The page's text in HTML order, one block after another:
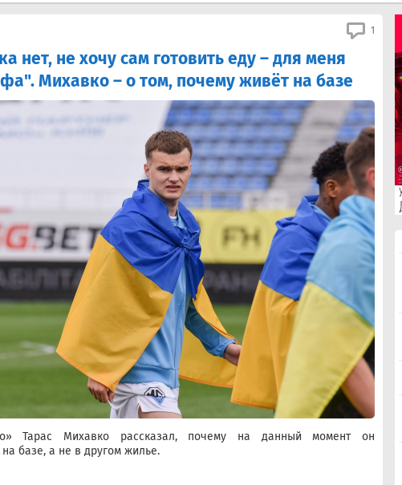
1
нет, не хочу сам готовить еду – для меня
Михавко – о том, почему живёт на базе
Тарас Михавко рассказал, почему на данный момент он
базе, а не в другом жилье.